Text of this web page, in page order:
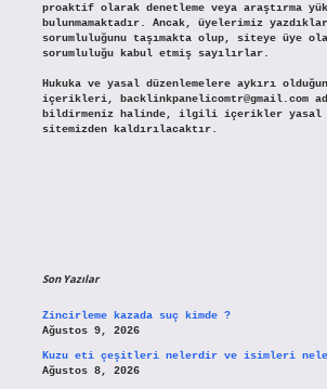
proaktif olarak denetleme veya araştırma
bulunmamaktadır. Ancak, üyelerimiz
sorumluluğunu taşımakta olup, siteye üye
sorumluluğu kabul etmiş sayılırlar.
Hukuka ve yasal düzenlemelere aykırı
içerikleri,
backlinkpanelicomtr@gmail.com
bildirmeniz halinde, ilgili içerikler yasal
sitemizden kaldırılacaktır.
Son Yazılar
Zincirleme kazada suç kimde ?
Ağustos 9, 2026
Kuzu eti çeşitleri nelerdir ve isimleri
Ağustos 8, 2026